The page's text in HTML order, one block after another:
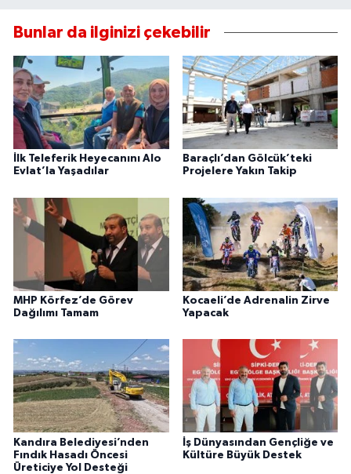
Bunlar da ilginizi çekebilir
İlk Teleferik Heyecanını Alo
Evlat’la Yaşadılar
Baraçlı’dan Gölcük’teki
Projelere Yakın Takip
MHP Körfez’de Görev
Dağılımı Tamam
Kocaeli’de Adrenalin Zirve
Yapacak
Kandıra Belediyesi’nden
Fındık Hasadı Öncesi
Üreticiye Yol Desteği
İş Dünyasından Gençliğe ve
Kültüre Büyük Destek